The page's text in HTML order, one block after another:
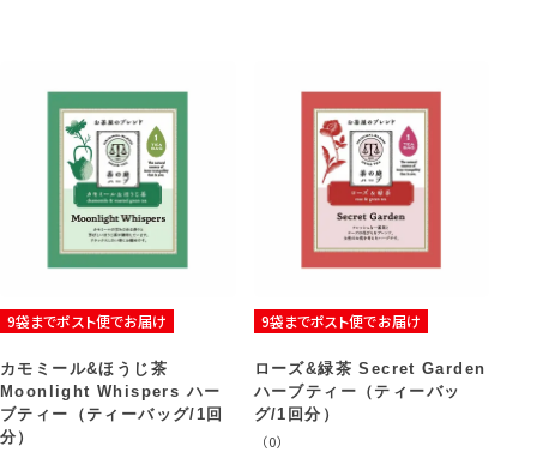
9袋までポスト便でお届け
カモミール&ほうじ茶
Moonlight Whispers ハー
ブティー（ティーバッグ/1回
分）
9袋までポスト便でお届け
ローズ&緑茶 Secret Garden
ハーブティー（ティーバッ
グ/1回分）
（0）